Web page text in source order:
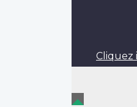
Cliquez